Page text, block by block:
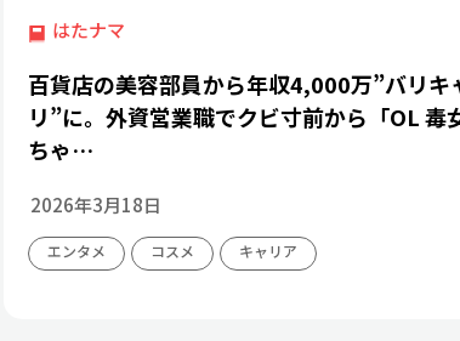
はたナマ
百貨店の美容部員から年収4,000万”バリキ
リ”に。外資営業職でクビ寸前から「OL 毒
ちゃ…
2026年3月18日
エンタメ コスメ キャリア